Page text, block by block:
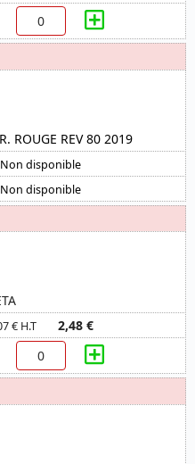
ROUGE REV 80 2019
Non disponible
Non disponible
€ H.T 2,48 €